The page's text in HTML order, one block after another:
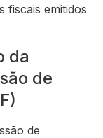
fiscais emitidos
da
de
de